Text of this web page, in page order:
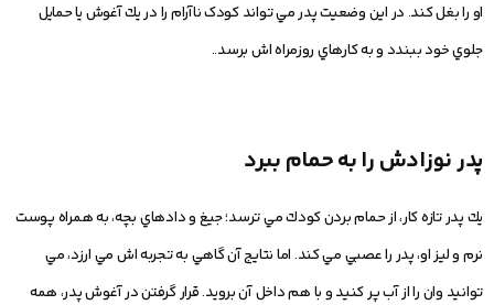
او را بغل كند. در اين وضعيت پدر مي تواند كودک ناآرام را در يك آغوش يا حمايل
جلوي خود ببندد و به كارهاي روزمراه اش برسد..
پدر نوزادش را به حمام ببرد
يك پدر تازه كار، از حمام بردن كودك مي ترسد؛ جيغ و دادهاي بچه، به همراه پوست
نرم و ليز او، پدر را عصبي مي كند. اما نتايج آن گاهي به تجربه اش مي ارزد، مي
توانيد وان را از آب پر كنيد و با هم داخل آن برويد. قرار گرفتن در آغوش پدر، همه